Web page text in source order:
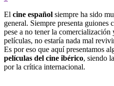
El cine español siempre ha sido
general. Siempre presenta guiones
pese a no tener la
películas, no estaría nada mal
Es por eso que aquí presentamos
películas del cine ibérico, siendo
por la crítica internacional.